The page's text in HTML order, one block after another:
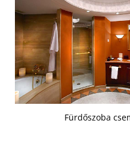
Fürdőszoba